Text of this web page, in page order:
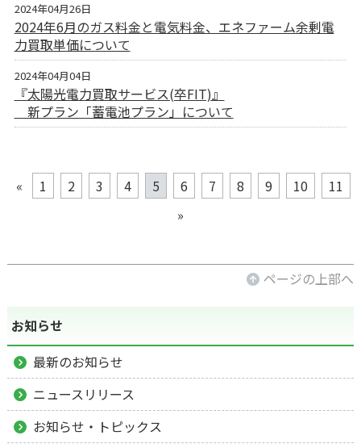
2024年04月26日
2024年6月のガス料金と電気料金、エネファーム余剰電
力買取単価について
2024年04月04日
『太陽光電力買取サービス(卒FIT)』
新プラン「蓄電池プラン」について
« 1 2 3 4 5 6 7 8 9 10
11
»
ページの上部へ
お知らせ
最新のお知らせ
ニュースリリース
お知らせ・トピックス